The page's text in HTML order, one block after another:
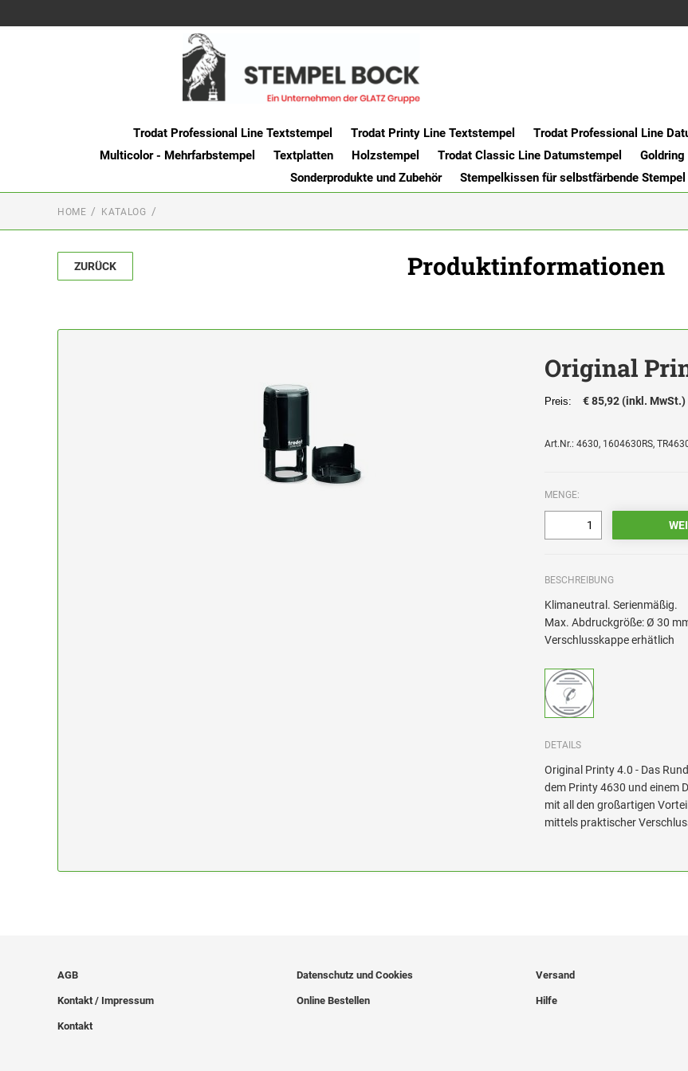
Trodat Professional Line Textstempel Trodat Printy Line Textstempel Trodat Professional Line
Multicolor - Mehrfarbstempel
Textplatten Holzstempel Trodat Classic Line Datumstempel Goldring
Sonderprodukte und Zubehör
Stempelkissen für selbstfärbende Stempel
HOME KATALOG
ZURÜCK Produktinformationen
Original
Preis: € 85,92 (inkl. MwSt.)
Art.Nr.: 4630, 1604630RS,
MENGE:
BESCHREIBUNG
Klimaneutral. Serienmäßig.
Max. Abdruckgröße: Ø 30
Verschlusskappe erhätlich
DETAILS
Original Printy 4.0 - Das
dem Printy 4630 und einem
mit all den großartigen
mittels praktischer
AGB
Kontakt / Impressum
Kontakt
Datenschutz und Cookies
Online Bestellen
Versand
Hilfe